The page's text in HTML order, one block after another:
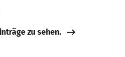
zu sehen.